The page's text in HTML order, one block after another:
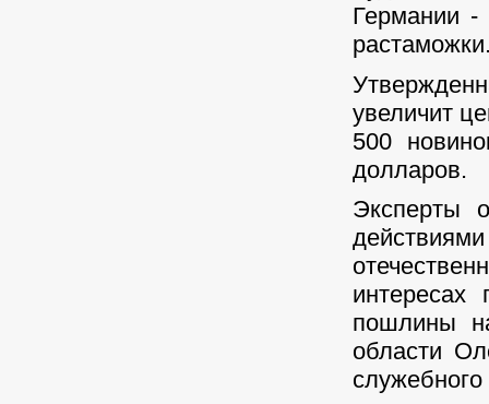
Германии -
увеличит
500
долларов.
Эксперты
пошлины
области